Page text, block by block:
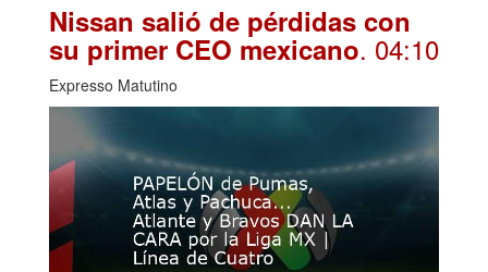
Nissan salió de pérdidas con
su primer CEO mexicano. 04:10
Expresso Matutino